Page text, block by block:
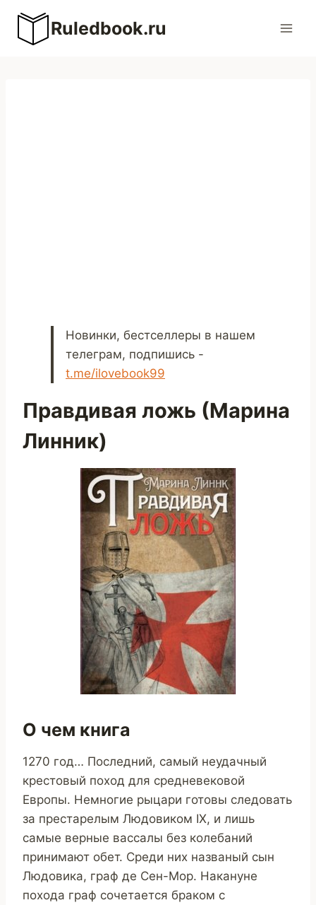
Перейти
содержимому
Ruledbook.ru
Новинки, бестселлеры в нашем
телеграм, подпишись -
t.me/ilovebook99
Правдивая ложь (Марина
Линник)
О чем книга
1270 год… Последний, самый неудачный
крестовый поход для средневековой
Европы. Немногие рыцари готовы следовать
за престарелым Людовиком IX, и лишь
самые верные вассалы без колебаний
принимают обет. Среди них названый сын
Людовика, граф де Сен-Мор. Накануне
похода граф сочетается браком с